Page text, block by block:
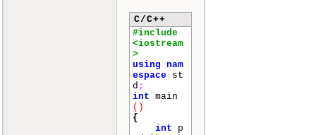
C/C++
#include
<iostream
>
using nam
espace st
d ;
int main
()
{
int p